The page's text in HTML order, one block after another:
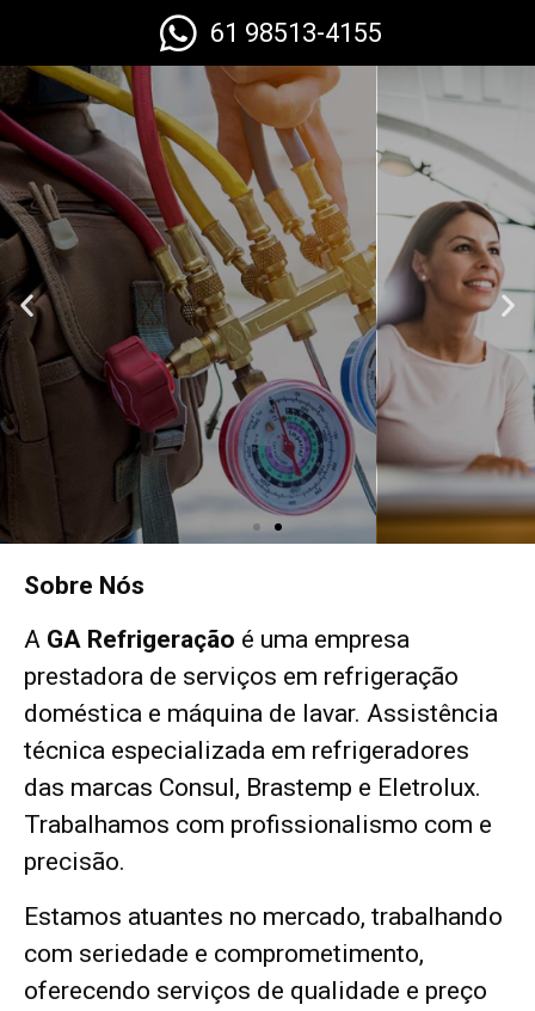
61 98513-4155
Atendimento
Personalisado
Fazer Orçamento
Sobre Nós
A GA Refrigeração é uma empresa
prestadora de serviços em refrigeração
doméstica e máquina de lavar. Assistência
técnica especializada em refrigeradores
das marcas Consul, Brastemp e Eletrolux.
Trabalhamos com profissionalismo com e
precisão.
Estamos atuantes no mercado, trabalhando
com seriedade e comprometimento,
oferecendo serviços de qualidade e preço